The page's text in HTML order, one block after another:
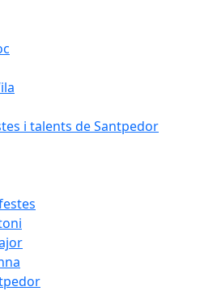
i talents de Santpedor